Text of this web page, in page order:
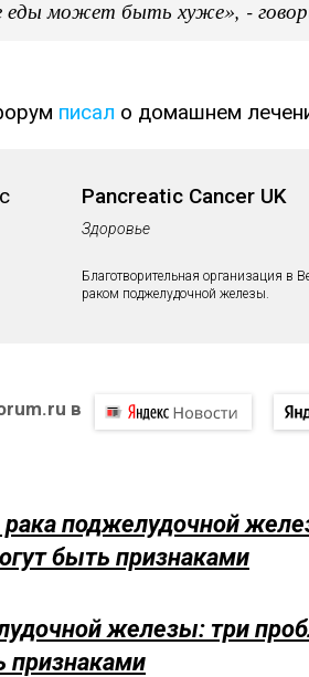
еды может быть хуже», -
писал о домашнем
Pancreatic Cancer UK
Здоровье
Благотворительная организация в
раком поджелудочной железы.
в
поджелудочной
быть признаками
железы: три
признаками